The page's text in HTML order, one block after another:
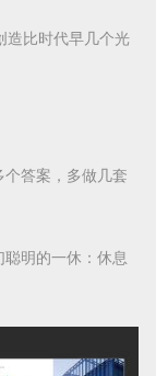
比时代早几个光
答案，多做几套
明的一休：休息